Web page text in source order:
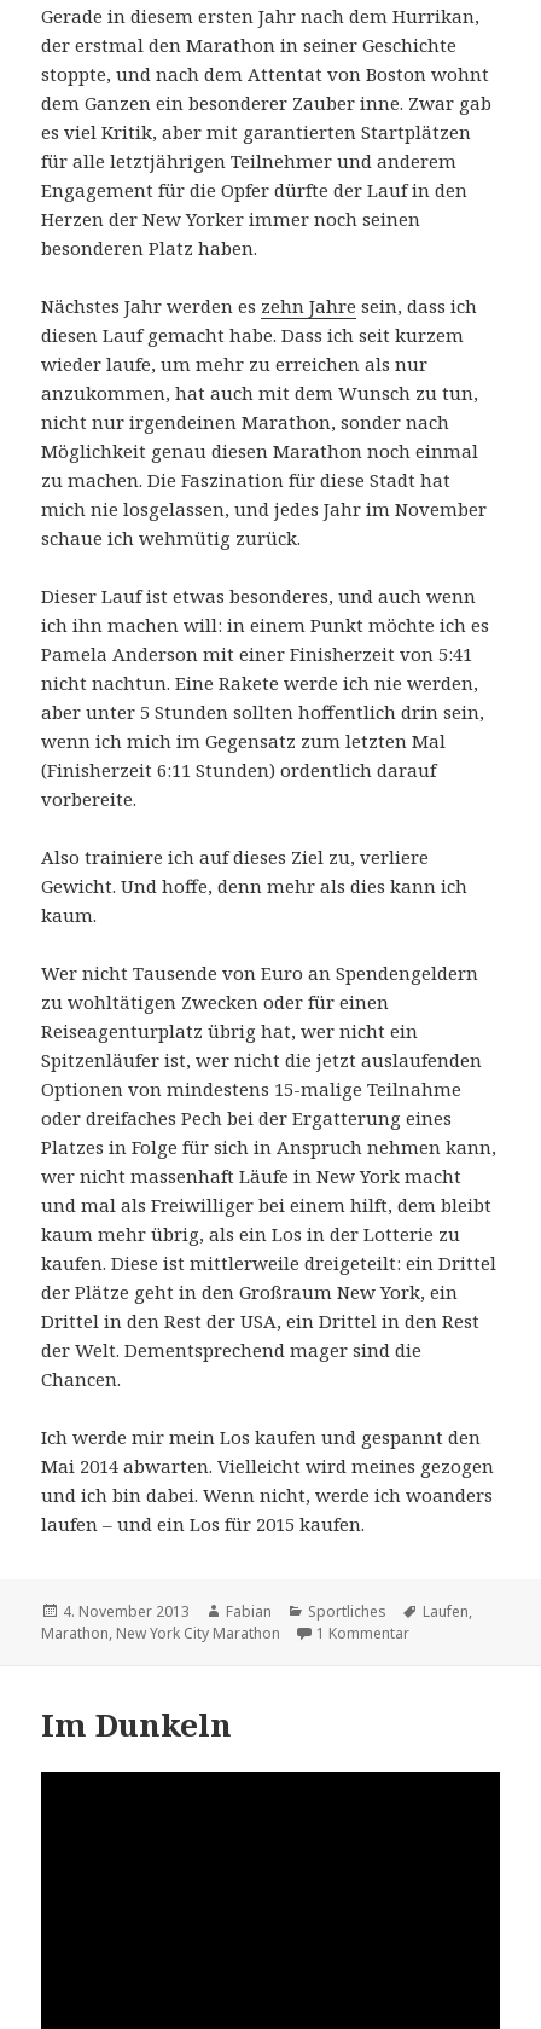
Gerade in diesem ersten Jahr nach dem Hurrikan,
der erstmal den Marathon in seiner Geschichte
stoppte, und nach dem Attentat von Boston wohnt
dem Ganzen ein besonderer Zauber inne. Zwar gab
es viel Kritik, aber mit garantierten Startplätzen
für alle letztjährigen Teilnehmer und anderem
Engagement für die Opfer dürfte der Lauf in den
Herzen der New Yorker immer noch seinen
besonderen Platz haben.
Nächstes Jahr werden es zehn Jahre sein, dass ich
diesen Lauf gemacht habe. Dass ich seit kurzem
wieder laufe, um mehr zu erreichen als nur
anzukommen, hat auch mit dem Wunsch zu tun,
nicht nur irgendeinen Marathon, sonder nach
Möglichkeit genau diesen Marathon noch einmal
zu machen. Die Faszination für diese Stadt hat
mich nie losgelassen, und jedes Jahr im November
schaue ich wehmütig zurück.
Dieser Lauf ist etwas besonderes, und auch wenn
ich ihn machen will: in einem Punkt möchte ich es
Pamela Anderson mit einer Finisherzeit von 5:41
nicht nachtun. Eine Rakete werde ich nie werden,
aber unter 5 Stunden sollten hoffentlich drin sein,
wenn ich mich im Gegensatz zum letzten Mal
(Finisherzeit 6:11 Stunden) ordentlich darauf
vorbereite.
Also trainiere ich auf dieses Ziel zu, verliere
Gewicht. Und hoffe, denn mehr als dies kann ich
kaum.
Wer nicht Tausende von Euro an Spendengeldern
zu wohltätigen Zwecken oder für einen
Reiseagenturplatz übrig hat, wer nicht ein
Spitzenläufer ist, wer nicht die jetzt auslaufenden
Optionen von mindestens 15-malige Teilnahme
oder dreifaches Pech bei der Ergatterung eines
Platzes in Folge für sich in Anspruch nehmen kann,
wer nicht massenhaft Läufe in New York macht
und mal als Freiwilliger bei einem hilft, dem bleibt
kaum mehr übrig, als ein Los in der Lotterie zu
kaufen. Diese ist mittlerweile dreigeteilt: ein Drittel
der Plätze geht in den Großraum New York, ein
Drittel in den Rest der USA, ein Drittel in den Rest
der Welt. Dementsprechend mager sind die
Chancen.
Ich werde mir mein Los kaufen und gespannt den
Mai 2014 abwarten. Vielleicht wird meines gezogen
und ich bin dabei. Wenn nicht, werde ich woanders
laufen – und ein Los für 2015 kaufen.
Veröffentlicht
am
4. November 2013 Autor
Fabian Kategorien
Sportliches Schlagwörter
Laufen,
Marathon, New York City Marathon 1 Kommentarzu Ein bisschen
Im Dunkeln